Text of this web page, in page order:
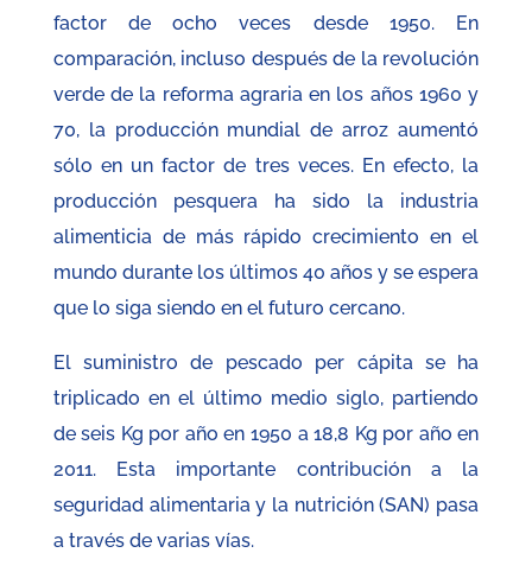
factor de ocho veces desde 1950. En
comparación, incluso después de la revolución
verde de la reforma agraria en los años 1960 y
70, la producción mundial de arroz aumentó
sólo en un factor de tres veces. En efecto, la
producción pesquera ha sido la industria
alimenticia de más rápido crecimiento en el
mundo durante los últimos 40 años y se espera
que lo siga siendo en el futuro cercano.
El suministro de pescado per cápita se ha
triplicado en el último medio siglo, partiendo
de seis Kg por año en 1950 a 18,8 Kg por año en
2011. Esta importante contribución a la
seguridad alimentaria y la nutrición (SAN) pasa
a través de varias vías.